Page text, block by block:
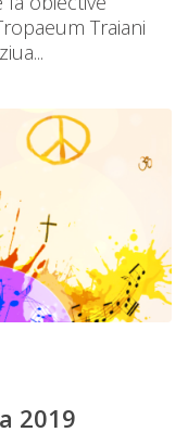
Traiani
2019